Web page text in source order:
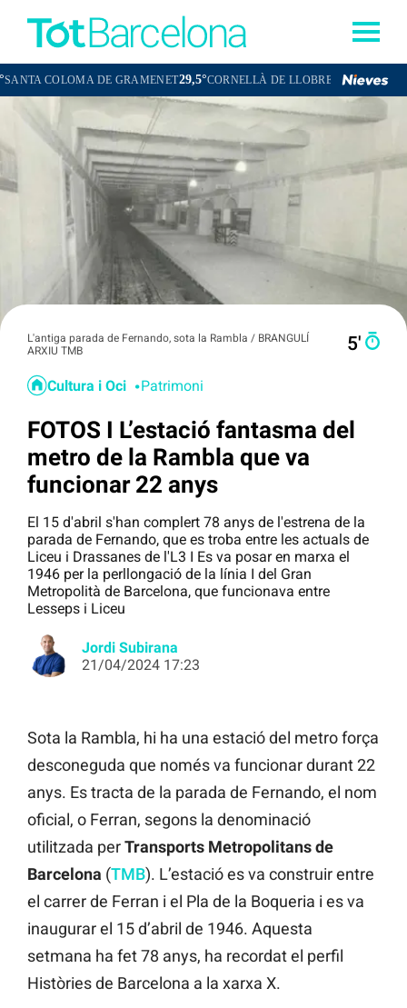
DE GRAMENET29,5°CORNELLÀ DE LLOBREGAT29,6°SANT BOI DE
L'antiga parada de Fernando, sota la Rambla / BRANGULÍ
ARXIU TMB
5′
Cultura i Oci Patrimoni
FOTOS I L’estació fantasma del
metro de la Rambla que va
funcionar 22 anys
El 15 d'abril s'han complert 78 anys de l'estrena de la
parada de Fernando, que es troba entre les actuals de
Liceu i Drassanes de l'L3 I Es va posar en marxa el
1946 per la perllongació de la línia I del Gran
Metropolità de Barcelona, que funcionava entre
Lesseps i Liceu
Jordi Subirana
21/04/2024 17:23
Sota la Rambla, hi ha una estació del metro força
desconeguda que només va funcionar durant 22
anys. Es tracta de la parada de Fernando, el nom
oficial, o Ferran, segons la denominació
utilitzada perTransports Metropolitans de
Barcelona (TMB). L’estació es va construir entre
el carrer de Ferran i el Pla de la Boqueria i es va
inaugurar el 15 d’abril de 1946. Aquesta
setmana ha fet 78 anys, ha recordat el perfil
Històries de Barcelona a la xarxa X.